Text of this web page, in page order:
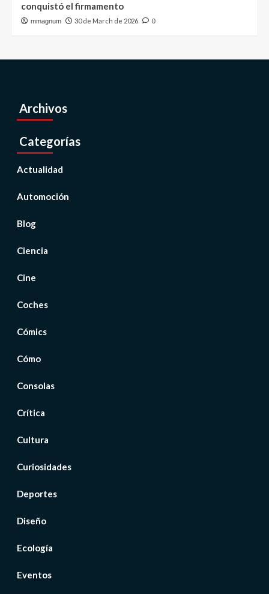
conquistó el firmamento
mmagnum 30 de March de 2026 0
Archivos
Categorías
Actualidad
Automoción
Blog
Ciencia
Cine
Coches
Cómics
Cómo
Consolas
Crítica
Cultura
Curiosidades
Deportes
Diseño
Ecología
Eventos